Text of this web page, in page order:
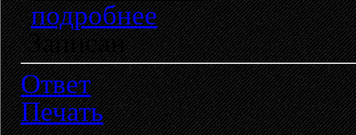
подробнее
Записан
Ответ
Печать